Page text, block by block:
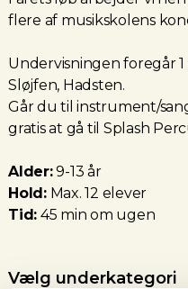
flere af musikskolens
Undervisningen foregår
Sløjfen, Hadsten.
Går du til instrument/
gratis at gå til Splash
Alder:9-13 år
Hold:Max. 12 elever
Tid: 45 min om ugen
Vælg underkategori